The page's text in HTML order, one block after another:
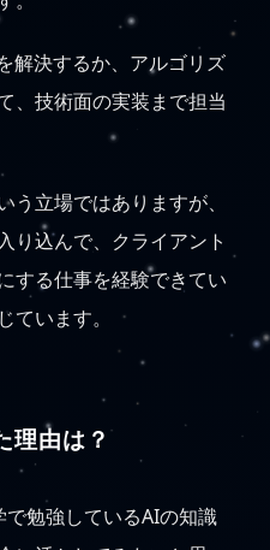
解決するか、アルゴリズ
、技術面の実装まで担当
う立場ではありますが、
り込んで、クライアント
する仕事を経験できてい
ています。
理由は？
勉強しているAIの知識